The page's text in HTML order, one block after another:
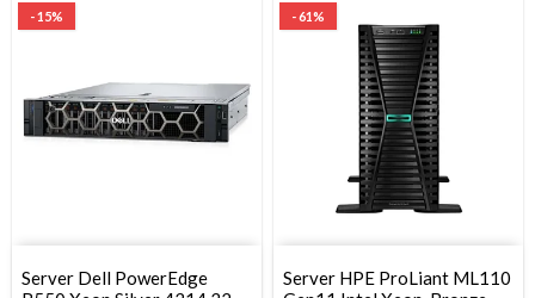
- 15%
Server Dell PowerEdge
- 61%
Server HPE ProLiant ML110